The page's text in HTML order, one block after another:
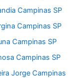
Campinas SP
Campinas SP
Campinas SP
Campinas SP
Jorge Campinas